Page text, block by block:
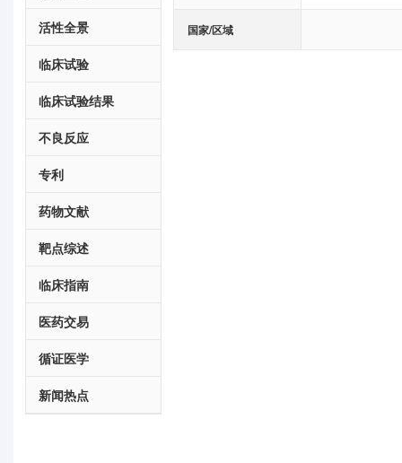
活性全景
临床试验
临床试验结果
不良反应
专利
药物文献
靶点综述
临床指南
医药交易
循证医学
新闻热点
国家/区域